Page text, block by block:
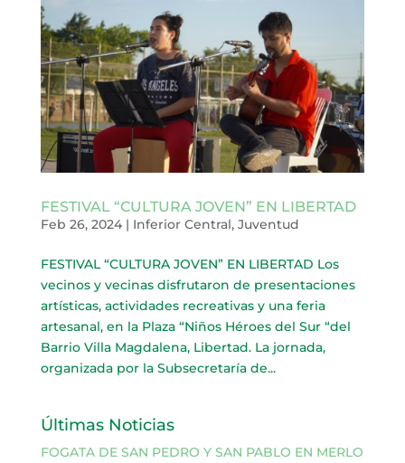
FESTIVAL “CULTURA JOVEN” EN LIBERTAD
Feb 26, 2024| Inferior Central, Juventud
FESTIVAL “CULTURA JOVEN” EN LIBERTAD Los
vecinos y vecinas disfrutaron de presentaciones
artísticas, actividades recreativas y una feria
artesanal, en la Plaza “Niños Héroes del Sur “del
Barrio Villa Magdalena, Libertad. La jornada,
organizada por la Subsecretaría de...
Últimas Noticias
FOGATA DE SAN PEDRO Y SAN PABLO EN MERLO